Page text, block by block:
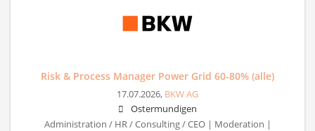
Risk & Process Manager Power Grid 60-80% (alle)
17.07.2026, BKW AG
Ostermundigen
Administration / HR / Consulting / CEO | Moderation |